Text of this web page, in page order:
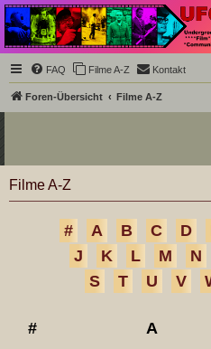
Underground Film
Community
Die Underground Film Community ist ein
für Cineasten und Filmsüchtige jenseits des
FAQ Filme A-Z Kontakt
Foren-Übersicht Filme A-Z
Filme A-Z
# A B C D
J
K L M N
S
T U V
# A